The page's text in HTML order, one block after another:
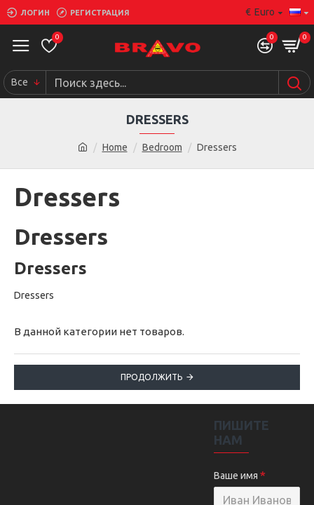
ЛОГИН РЕГИСТРАЦИЯ € Euro
0 0 0
Все
Home Bedroom Dressers
DRESSERS
Dressers
Dressers
Dressers
Dressers
В данной категории нет товаров.
ПРОДОЛЖИТЬ
ПИШИТЕ
НАМ
Ваше имя